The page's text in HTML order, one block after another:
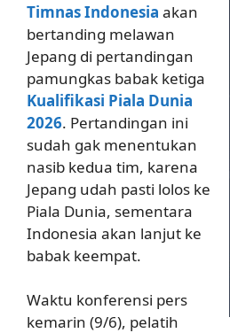
Timnas Indonesia akan
bertanding melawan
Jepang di pertandingan
pamungkas babak ketiga
Kualifikasi Piala Dunia
2026. Pertandingan ini
sudah gak menentukan
nasib kedua tim, karena
Jepang udah pasti lolos ke
Piala Dunia, sementara
Indonesia akan lanjut ke
babak keempat.
Waktu konferensi pers
kemarin (9/6), pelatih